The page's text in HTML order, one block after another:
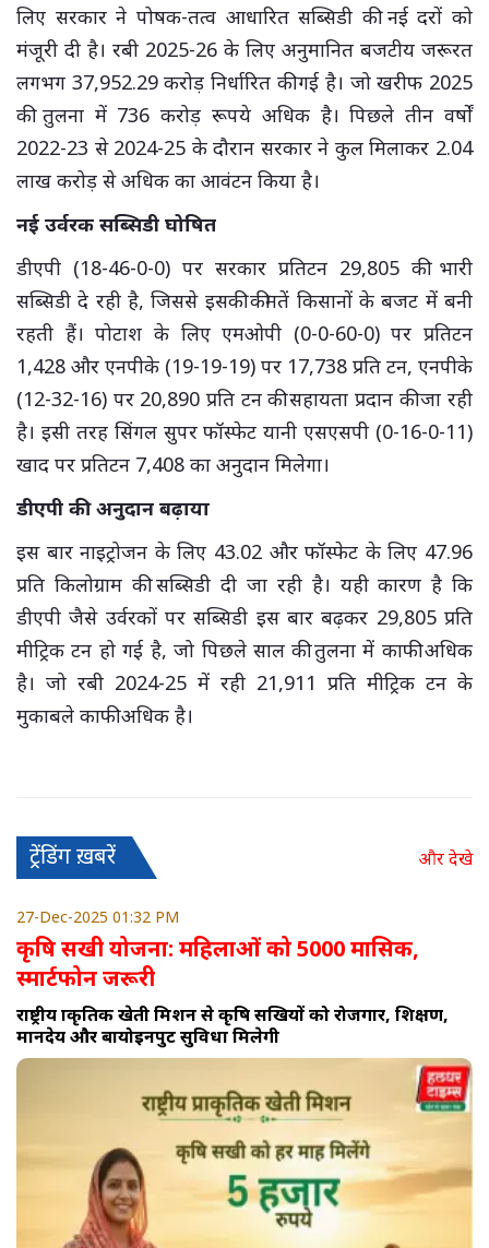
लिए सरकार ने पोषक-तत्व आधारित सब्सिडी की नई दरों को
मंजूरी दी है। रबी 2025-26 के लिए अनुमानित बजटीय जरूरत
लगभग 37,952.29 करोड़ निर्धारित की गई है। जो खरीफ 2025
की तुलना में 736 करोड़ रूपये अधिक है। पिछले तीन वर्षों
2022-23 से 2024-25 के दौरान सरकार ने कुल मिलाकर 2.04
लाख करोड़ से अधिक का आवंटन किया है।
नई उर्वरक सब्सिडी घोषित
डीएपी (18-46-0-0) पर सरकार प्रतिटन 29,805 की भारी
सब्सिडी दे रही है, जिससे इसकी कीमतें किसानों के बजट में बनी
रहती हैं। पोटाश के लिए एमओपी (0-0-60-0) पर प्रतिटन
1,428 और एनपीके (19-19-19) पर 17,738 प्रति टन, एनपीके
(12-32-16) पर 20,890 प्रति टन की सहायता प्रदान की जा रही
है। इसी तरह सिंगल सुपर फॉस्फेट यानी एसएसपी (0-16-0-11)
खाद पर प्रतिटन 7,408 का अनुदान मिलेगा।
डीएपी की अनुदान बढ़ाया
इस बार नाइट्रोजन के लिए 43.02 और फॉस्फेट के लिए 47.96
प्रति किलोग्राम की सब्सिडी दी जा रही है। यही कारण है कि
डीएपी जैसे उर्वरकों पर सब्सिडी इस बार बढ़कर 29,805 प्रति
मीट्रिक टन हो गई है, जो पिछले साल की तुलना में काफी अधिक
है। जो रबी 2024-25 में रही 21,911 प्रति मीट्रिक टन के
मुकाबले काफी अधिक है।
ट्रेंडिंग ख़बरें और देखे
27-Dec-2025 01:32 PM
कृषि सखी योजना: महिलाओं को 5000 मासिक,
स्मार्टफोन जरूरी
राष्ट्रीय प्राकृतिक खेती मिशन से कृषि सखियों को रोजगार, प्रशिक्षण,
मानदेय और बायोइनपुट सुविधा मिलेगी